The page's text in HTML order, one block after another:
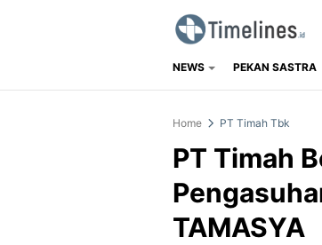
Timelines.id
Media Literasi, Sejarah &
NEWS PEKAN SASTRA
Home PT Timah Tbk
PT Timah
TAMASYA